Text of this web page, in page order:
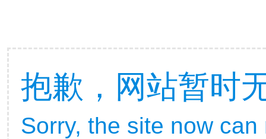
抱歉，网站暂时
Sorry, the site now